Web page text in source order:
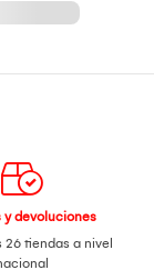
y devoluciones
26 tiendas a nivel